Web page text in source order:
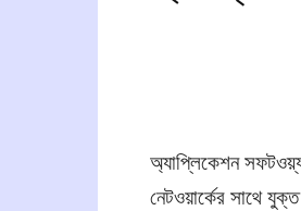
অ্যাপ্লিকেশন
নেটওয়ার্কের সাথে